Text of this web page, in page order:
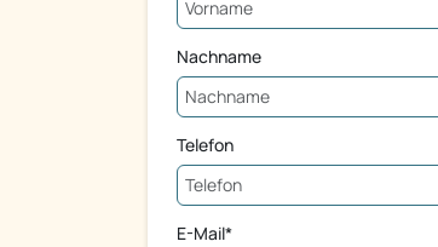
Nachname
Telefon
E-Mail*